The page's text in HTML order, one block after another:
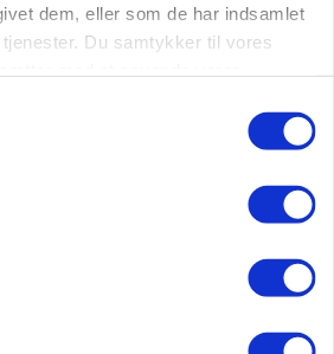
dem, eller som de har indsamlet
Du samtykker til vores
dykker 23 procent